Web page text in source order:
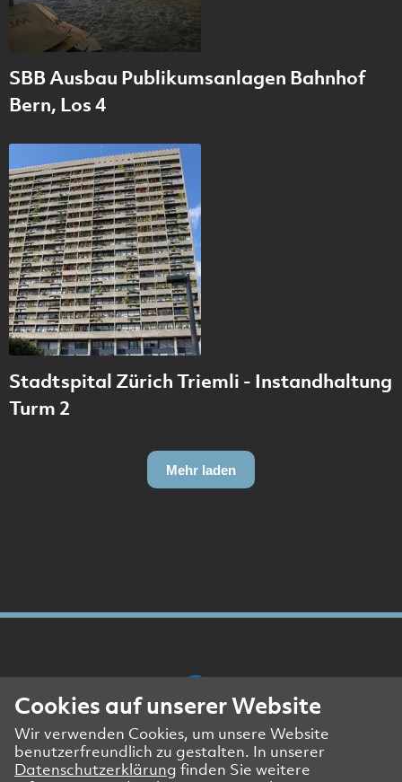
SBB Ausbau Publikumsanlagen Bahnhof
Bern, Los 4
Stadtspital Zürich Triemli - Instandhaltung
Turm 2
Mehr laden
Presse- und Medienkontakt
Impressum
Cookies auf unserer Website
Wir verwenden Cookies, um unsere Website
benutzerfreundlich zu gestalten. In unserer
Datenschutzerklärung finden Sie weitere